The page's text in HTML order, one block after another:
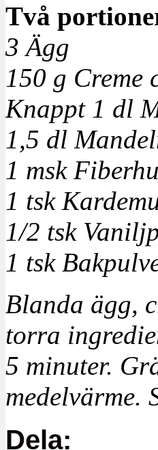
Två
3 Ägg
150 g Creme
Knappt 1 dl
1,5 dl
1 msk
1 tsk
1/2 tsk
1 tsk
Blanda ägg,
torra
5 minuter.
medelvärme.
Dela: